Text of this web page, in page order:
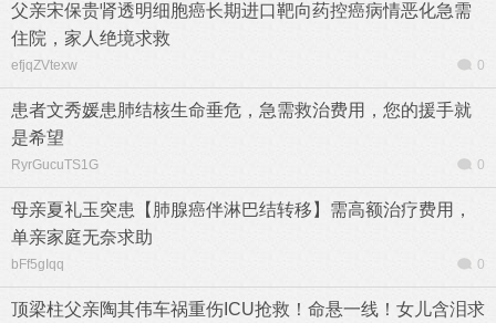
父亲宋保贵肾透明细胞癌长期进口靶向药控癌病情恶化急需
住院，家人绝境求救
efjqZVtexw 0
患者文秀媛患肺结核生命垂危，急需救治费用，您的援手就
是希望
RyrGucuTS1G 0
母亲夏礼玉突患【肺腺癌伴淋巴结转移】需高额治疗费用，
单亲家庭无奈求助
bFf5gIqq 0
顶梁柱父亲陶其伟车祸重伤ICU抢救！命悬一线！女儿含泪求